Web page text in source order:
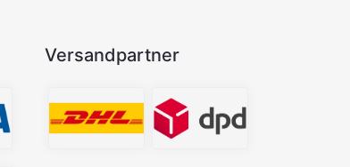
Versandpartner